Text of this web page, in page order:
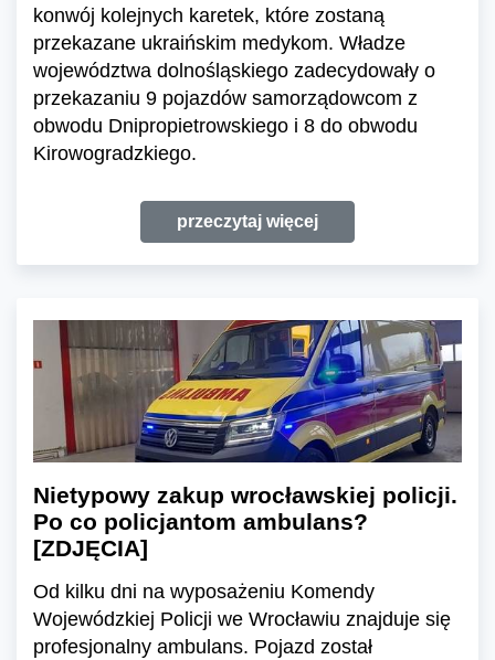
konwój kolejnych karetek, które zostaną
przekazane ukraińskim medykom. Władze
województwa dolnośląskiego zadecydowały o
przekazaniu 9 pojazdów samorządowcom z
obwodu Dnipropietrowskiego i 8 do obwodu
Kirowogradzkiego.
przeczytaj więcej
Nietypowy zakup wrocławskiej policji.
Po co policjantom ambulans?
[ZDJĘCIA]
Od kilku dni na wyposażeniu Komendy
Wojewódzkiej Policji we Wrocławiu znajduje się
profesjonalny ambulans. Pojazd został